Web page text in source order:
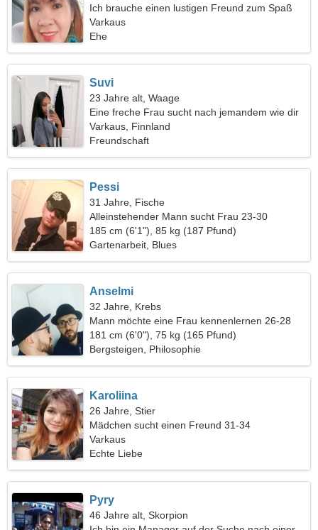
Ich brauche einen lustigen Freund zum Spaß
Varkaus
Ehe
Suvi
23 Jahre alt, Waage
Eine freche Frau sucht nach jemandem wie dir
Varkaus, Finnland
Freundschaft
Pessi
31 Jahre, Fische
Alleinstehender Mann sucht Frau 23-30
185 cm (6'1"), 85 kg (187 Pfund)
Gartenarbeit, Blues
Anselmi
32 Jahre, Krebs
Mann möchte eine Frau kennenlernen 26-28
181 cm (6'0"), 75 kg (165 Pfund)
Bergsteigen, Philosophie
Karoliina
26 Jahre, Stier
Mädchen sucht einen Freund 31-34
Varkaus
Echte Liebe
Pyry
46 Jahre alt, Skorpion